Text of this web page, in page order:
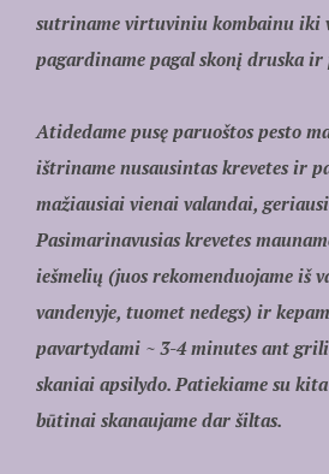
sutriname virtuviniu kombainu iki
pagardiname pagal skonį druska
Atidedame pusę paruoštos pesto
ištriname nusausintas krevetes ir
mažiausiai vienai valandai,
Pasimarinavusias krevetes
iešmelių (juos rekomenduojame iš
vandenyje, tuomet nedegs) ir
pavartydami ~ 3-4 minutes ant
skaniai apsilydo. Patiekiame su
būtinai skanaujame dar šiltas.